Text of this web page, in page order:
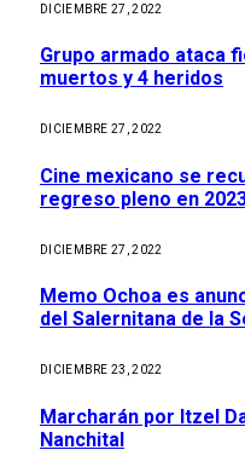
DICIEMBRE 27, 2022
Grupo armado ataca
muertos y 4 heridos
DICIEMBRE 27, 2022
Cine mexicano se
regreso pleno en
DICIEMBRE 27, 2022
Memo Ochoa es
del Salernitana de la
DICIEMBRE 23, 2022
Marcharán por Itzel
Nanchital